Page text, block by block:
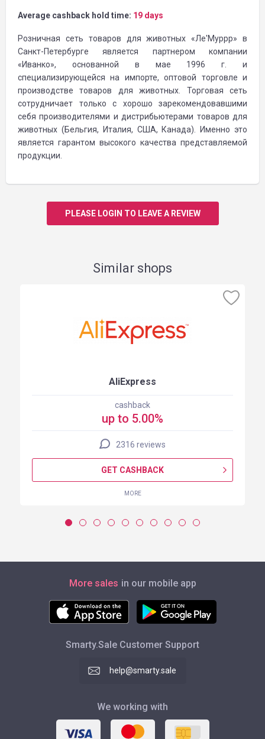
Average cashback hold time: 19 days
Розничная сеть товаров для животных «Ле'Муррр» в
Санкт-Петербурге является партнером компании
«Иванко», основанной в мае 1996 г. и
специализирующейся на импорте, оптовой торговле и
производстве товаров для животных. Торговая сеть
сотрудничает только с хорошо зарекомендовавшими
себя производителями и дистрибьютерами товаров для
животных (Бельгия, Италия, США, Канада). Именно это
является гарантом высокого качества представляемой
продукции.
PLEASE LOGIN TO LEAVE A REVIEW
Similar shops
AliExpress
cashback
up to 5.00%
2316 reviews
GET CASHBACK
MORE
More sales in our mobile app
Smarty.Sale Customer Support
help@smarty.sale
We working with